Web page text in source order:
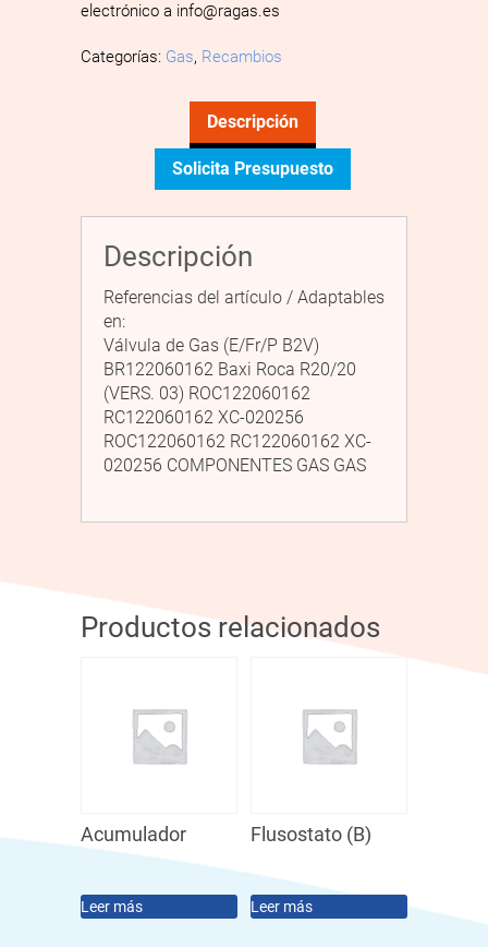
electrónico a info@ragas.es
Categorías: Gas, Recambios
Descripción
Solicita Presupuesto
Descripción
Referencias del artículo / Adaptables
en:
Válvula de Gas (E/Fr/P B2V)
BR122060162 Baxi Roca R20/20
(VERS. 03) ROC122060162
RC122060162 XC-020256
ROC122060162 RC122060162 XC-
020256 COMPONENTES GAS GAS
Productos relacionados
Acumulador
Leer más
Flusostato (B)
Leer más